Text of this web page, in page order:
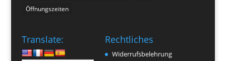
Öffnungszeiten
Translate: Rechtliches
Widerrufsbelehrung